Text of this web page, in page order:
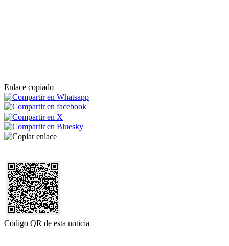
Enlace copiado
Código QR de esta noticia